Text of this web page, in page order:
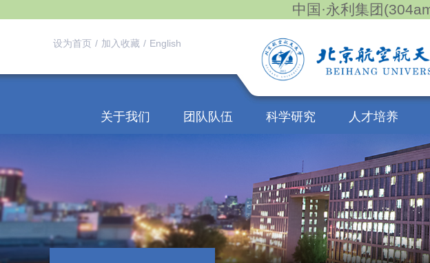
中国·永利集团
设为首页 / 加入收藏 / English
关于我们 团队队伍 科学研究 人才培养